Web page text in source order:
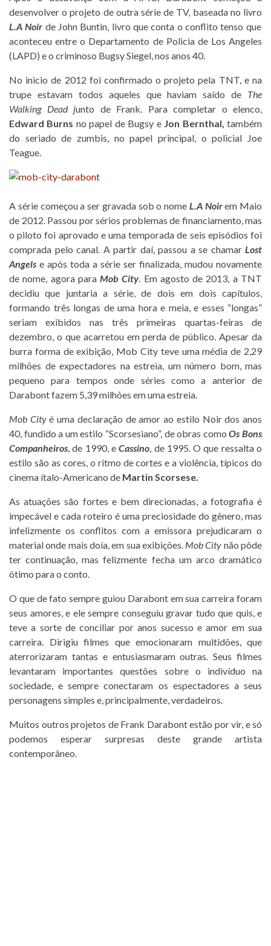
desenvolver o projeto de outra série de TV, baseada no livro
L.A Noir de John Buntin, livro que conta o conflito tenso que
aconteceu entre o Departamento de Policia de Los Angeles
(LAPD) e o criminoso Bugsy Siegel, nos anos 40.
No inicio de 2012 foi confirmado o projeto pela TNT, e na
trupe estavam todos aqueles que haviam saído de The
Walking Dead junto de Frank. Para completar o elenco,
Edward Burns no papel de Bugsy e Jon Bernthal, também
do seriado de zumbis, no papel principal, o policial Joe
Teague.
A série começou a ser gravada sob o nome L.A Noirem Maio
de 2012. Passou por sérios problemas de financiamento, mas
o piloto foi aprovado e uma temporada de seis episódios foi
comprada pelo canal. A partir daí, passou a se chamar Lost
Angels e após toda a série ser finalizada, mudou novamente
de nome, agora paraMob City. Em agosto de 2013, a TNT
decidiu que juntaria a série, de dois em dois capítulos,
formando três longas de uma hora e meia, e esses “longas”
seriam exibidos nas três primeiras quartas-feiras de
dezembro, o que acarretou em perda de público. Apesar da
burra forma de exibição, Mob City teve uma média de 2,29
milhões de expectadores na estreia, um número bom, mas
pequeno para tempos onde séries como a anterior de
Darabont fazem 5,39 milhões em uma estreia.
Mob Cityé uma declaração de amor ao estilo Noir dos anos
40, fundido a um estilo “Scorsesiano”, de obras como Os Bons
Companheiros, de 1990, eCassino, de 1995. O que ressalta o
estilo são as cores, o ritmo de cortes e a violência, típicos do
cinema ítalo-Americano de Martin Scorsese.
As atuações são fortes e bem direcionadas, a fotografia é
impecável e cada roteiro é uma preciosidade do gênero, mas
infelizmente os conflitos com a emissora prejudicaram o
material onde mais doía, em sua exibições.Mob City não pôde
ter continuação, mas felizmente fecha um arco dramático
ótimo para o conto.
O que de fato sempre guiou Darabont em sua carreira foram
seus amores, e ele sempre conseguiu gravar tudo que quis, e
teve a sorte de conciliar por anos sucesso e amor em sua
carreira. Dirigiu filmes que emocionaram multidões, que
aterrorizaram tantas e entusiasmaram outras. Seus filmes
levantaram importantes questões sobre o indivíduo na
sociedade, e sempre conectaram os espectadores a seus
personagens simples e, principalmente, verdadeiros.
Muitos outros projetos de Frank Darabont estão por vir, e só
podemos esperar surpresas deste grande artista
contemporâneo.